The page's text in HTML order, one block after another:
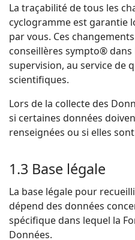
La traçabilité de tous les
cyclogramme est garantie
par vous. Ces
conseillères sympto® dans
supervision, au service de
scientifiques.
Lors de la collecte des
si certaines données
renseignées ou si elles
1.3 Base légale
La base légale pour
dépend des données
spécifique dans lequel la
Données.